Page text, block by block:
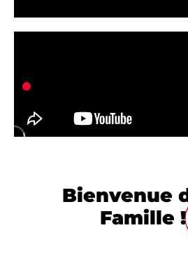
Bienvenue
Famille !